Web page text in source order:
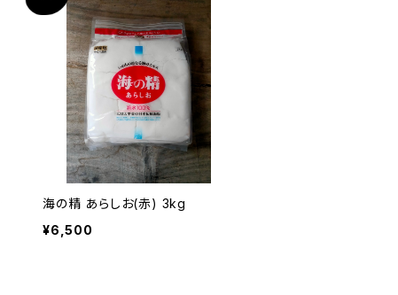
海の精 あらしお(赤) 3kg
¥6,500